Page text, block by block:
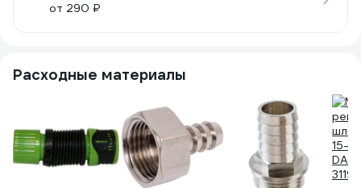
от 290 ₽
Расходные материалы